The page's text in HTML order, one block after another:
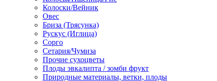
Колоски/Вейник
Овес
Бриза (Трясунка)
Рускус (Иглица)
Сорго
Сетария/Чумиза
Прочие сухоцветы
Плоды эвкалипта / зомби фрукт
Природные материалы, ветки, плоды